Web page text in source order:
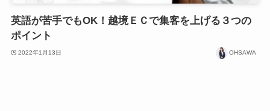
英語が苦手でもOK！越境ＥＣで集客を上げる３つの
ポイント
2022年1月13日 OHSAWA